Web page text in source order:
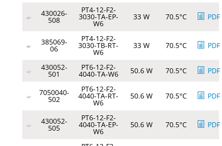
430026-
508
PT4-12-F2-
3030-TA-EP-
W6
33 W 70.5°C PDF
385069-
06
PT4-12-F2-
3030-TB-RT-
W6
33 W 70.5°C PDF
430052-
501
PT6-12-F2-
4040-TA-W6 50.6 W 70.5°C PDF
7050040-
502
PT6-12-F2-
4040-TA-RT-
W6
50.6 W 70.5°C PDF
430052-
505
PT6-12-F2-
4040-TA-EP-
W6
50.6 W 70.5°C PDF